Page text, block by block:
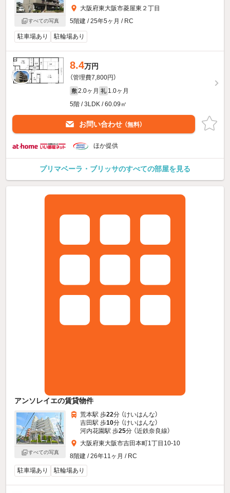
すべての写真
大阪府東大阪市菱屋東２丁目
5階建 / 25年5ヶ月 / RC
駐車場あり 駐輪場あり
8.4万円
（管理費7,800円）
敷 2.0ヶ月 礼 1.0ヶ月
5階 / 3LDK / 60.09㎡
お問い合わせ （無料）
ほか提供
プリマベーラ・ブリッサのすべての部屋を見る
アンソレイエの賃貸物件
すべての写真
荒本駅 歩22分 （けいはんな）
吉田駅 歩10分 （けいはんな）
河内花園駅 歩25分 （近鉄奈良線）
大阪府東大阪市吉田本町1丁目10-10
8階建 / 26年11ヶ月 / RC
駐車場あり
駐輪場あり